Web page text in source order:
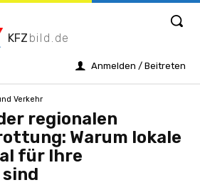
KFZ bild.de
Anmelden / Beitreten
Verkehr
regionalen
Warum lokale
für Ihre